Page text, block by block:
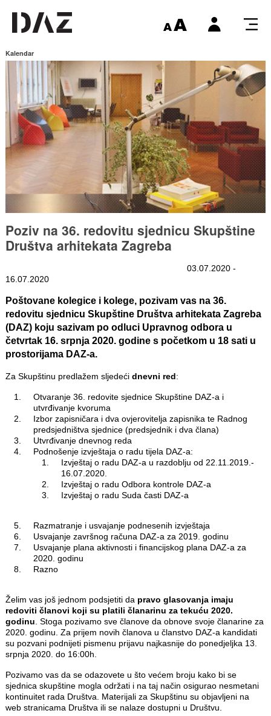
Kalendar
Poziv na 36. redovitu sjednicu Skupštine
Društva arhitekata Zagreba
03.07.2020 -
16.07.2020
Poštovane kolegice i kolege, pozivam vas na 36.
redovitu sjednicu Skupštine Društva arhitekata Zagreba
(DAZ) koju sazivam po odluci Upravnog odbora u
četvrtak 16. srpnja 2020. godine s početkom u 18 sati u
prostorijama DAZ-a.
Za Skupštinu predlažem sljedeći dnevni red:
Otvaranje 36. redovite sjednice Skupštine DAZ-a i
utvrđivanje kvoruma
Izbor zapisničara i dva ovjerovitelja zapisnika te Radnog
predsjedništva sjednice (predsjednik i dva člana)
Utvrđivanje dnevnog reda
Podnošenje izvještaja o radu tijela DAZ-a:
Izvještaj o radu DAZ-a u razdoblju od 22.11.2019.-
16.07.2020.
Izvještaj o radu Odbora kontrole DAZ-a
Izvještaj o radu Suda časti DAZ-a
Razmatranje i usvajanje podnesenih izvještaja
Usvajanje završnog računa DAZ-a za 2019. godinu
Usvajanje plana aktivnosti i financijskog plana DAZ-a za
2020. godinu
Razno
Želim vas još jednom podsjetiti da pravo glasovanja imaju
redoviti članovi koji su platili članarinu za tekuću 2020.
godinu . Stoga pozivamo sve članove da obnove svoje članarine za
2020. godinu. Za prijem novih članova u članstvo DAZ-a kandidati
su pozvani podnijeti pismenu prijavu najkasnije do ponedjeljka 13.
srpnja 2020. do 16:00h.
Pozivamo vas da se odazovete u što većem broju kako bi se
sjednica skupštine mogla održati i na taj način osigurao nesmetani
kontinuitet rada Društva. Materijali za Skupštinu su objavljeni na
web stranicama Društva ili se nalaze dostupni u Društvu.